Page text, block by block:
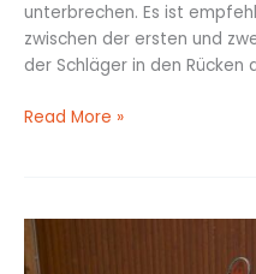
unterbrechen. Es ist
zwischen der ersten und
der Schläger in den Rücken
Read More »
Die
Aufschlagidee